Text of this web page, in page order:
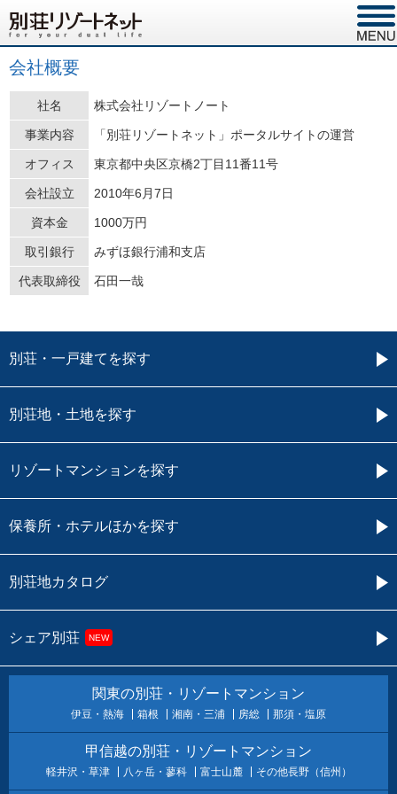
会社概要
社名 株式会社リゾートノート
事業内容 「別荘リゾートネット」ポータルサイトの運営
オフィス 東京都中央区京橋2丁目11番11号
会社設立 2010年6月7日
資本金 1000万円
取引銀行 みずほ銀行浦和支店
代表取締役 石田一哉
別荘・一戸建てを探す
別荘地・土地を探す
リゾートマンションを探す
保養所・ホテルほかを探す
別荘地カタログ
シェア別荘 NEW
関東の別荘・リゾートマンション
伊豆・熱海 箱根 湘南・三浦 房総 那須・塩原
甲信越の別荘・リゾートマンション
軽井沢・草津 八ヶ岳・蓼科 富士山麓 その他長野（信州）